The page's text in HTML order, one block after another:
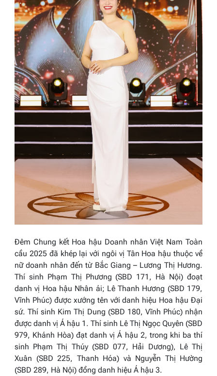
Đêm Chung kết Hoa hậu Doanh nhân Việt Nam Toàn
cầu 2025 đã khép lại với ngôi vị Tân Hoa hậu thuộc về
nữ doanh nhân đến từ Bắc Giang – Lương Thị Hương.
Thí sinh Phạm Thị Phương (SBD 171, Hà Nội) đoạt
danh vị Hoa hậu Nhân ái; Lê Thanh Hương (SBD 179,
Vĩnh Phúc) được xướng tên với danh hiệu Hoa hậu Đại
sứ. Thí sinh Kim Thị Dung (SBD 180, Vĩnh Phúc) nhận
được danh vị Á hậu 1. Thí sinh Lê Thị Ngọc Quyên (SBD
979, Khánh Hòa) đạt danh vị Á hậu 2, trong khi ba thí
sinh Phạm Thị Thúy (SBD 077, Hải Dương), Lê Thị
Xuân (SBD 225, Thanh Hóa) và Nguyễn Thị Hường
(SBD 289, Hà Nội) đồng danh hiệu Á hậu 3.